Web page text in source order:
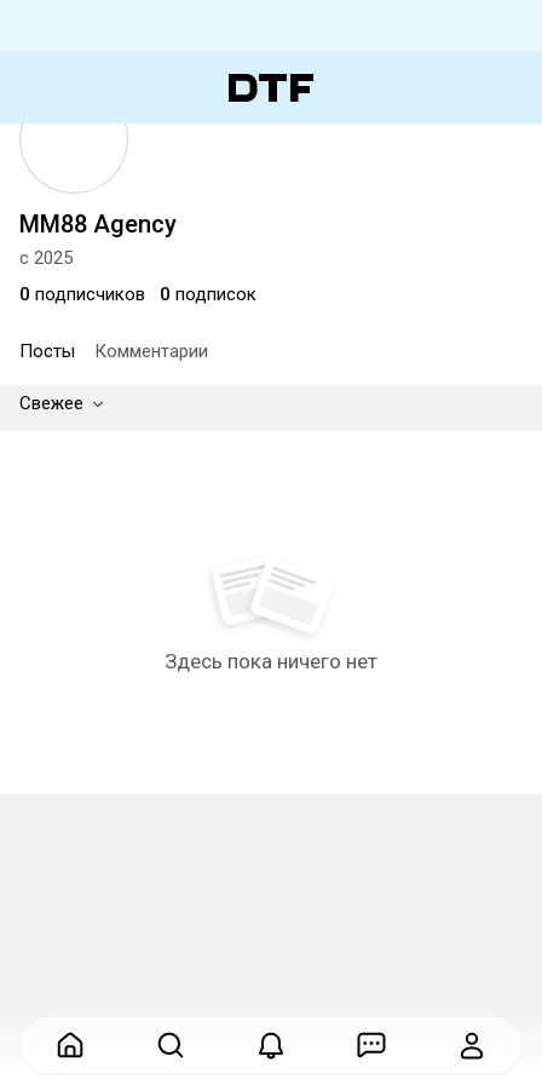
MM88 Agency
с 2025
0 подписчиков 0 подписок
Посты Комментарии
Свежее
Здесь пока ничего нет